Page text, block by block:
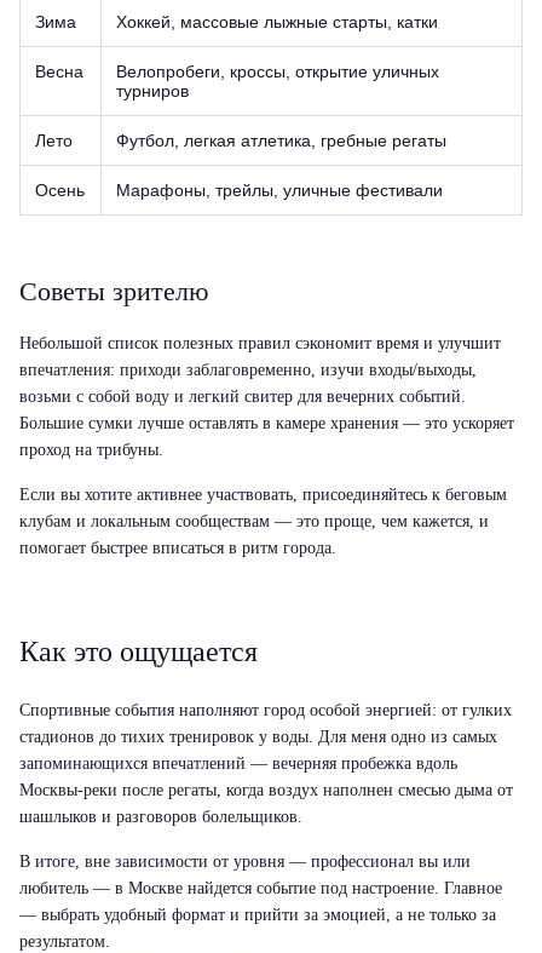
Зима Хоккей, массовые лыжные старты, катки
Весна
Велопробеги, кроссы, открытие уличных
турниров
Лето Футбол, легкая атлетика, гребные регаты
Осень Марафоны, трейлы, уличные фестивали
Советы зрителю
Небольшой список полезных правил сэкономит время и улучшит
впечатления: приходи заблаговременно, изучи входы/выходы,
возьми с собой воду и легкий свитер для вечерних событий.
Большие сумки лучше оставлять в камере хранения — это ускоряет
проход на трибуны.
Если вы хотите активнее участвовать, присоединяйтесь к беговым
клубам и локальным сообществам — это проще, чем кажется, и
помогает быстрее вписаться в ритм города.
Как это ощущается
Спортивные события наполняют город особой энергией: от гулких
стадионов до тихих тренировок у воды. Для меня одно из самых
запоминающихся впечатлений — вечерняя пробежка вдоль
Москвы-реки после регаты, когда воздух наполнен смесью дыма от
шашлыков и разговоров болельщиков.
В итоге, вне зависимости от уровня — профессионал вы или
любитель — в Москве найдется событие под настроение. Главное
— выбрать удобный формат и прийти за эмоцией, а не только за
результатом.